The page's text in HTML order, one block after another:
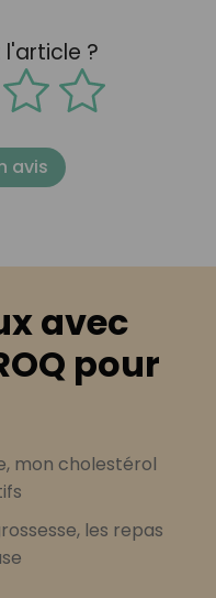
?
avis
avec
pour
mon cholestérol
les repas